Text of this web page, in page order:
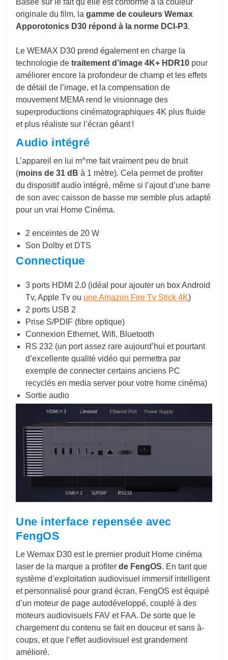
Basée sur le fait qu’elle est conforme à la couleur
originale du film, lagamme de couleurs Wemax
Apporotonics D30 répond à la norme DCI-P3.
Le WEMAX D30 prend également en charge la
technologie detraitement d’image 4K+ HDR10 pour
améliorer encore la profondeur de champ et les effets
de détail de l’image, et la compensation de
mouvement MEMA rend le visionnage des
superproductions cinématographiques 4K plus fluide
et plus réaliste sur l’écran géant !
Audio intégré
L’appareil en lui m^me fait vraiment peu de bruit
(moins de 31 dB à 1 mètre). Cela permet de profiter
du dispositif audio intégré, même si l’ajout d’une barre
de son avec caisson de basse me semble plus adapté
pour un vrai Home Cinéma.
2 enceintes de 20 W
Son Dolby et DTS
Connectique
3 ports HDMI 2.0 (idéal pour ajouter un box Android
Tv, Apple Tv ou une Amazon Fire Tv Stick 4K)
2 ports USB 2
Prise S/PDIF (fibre optique)
Connexion Ethernet, Wifi, Bluetooth
RS 232 (un port assez rare aujourd’hui et pourtant
d’excellente qualité vidéo qui permettra par
exemple de connecter certains anciens PC
recyclés en media server pour votre home cinéma)
Sortie audio
Une interface repensée avec
FengOS
Le Wemax D30 est le premier produit Home cinéma
laser de la marque a profiterde FengOS. En tant que
système d’exploitation audiovisuel immersif intelligent
et personnalisé pour grand écran, FengOS est équipé
d’un moteur de page autodéveloppé, couplé à des
moteurs audiovisuels FAV et FAA. De sorte que le
chargement du contenu se fait en douceur et sans à-
coups, et que l’effet audiovisuel est grandement
amélioré.